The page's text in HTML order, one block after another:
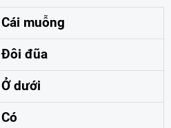
Cái muỗng
Đôi đũa
Ở dưới
Có